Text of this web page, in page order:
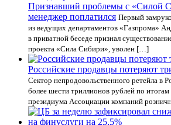
Признавший проблемы с «Силой
менеджер поплатился Первый
из ведущих департаментов «Газпрома»
в приватной беседе признал
проекта «Сила Сибири», уволен […]
Российские продавцы потеряют
Сектор непродовольственного ретейла в
более шести триллионов рублей по итогам
президиума Ассоциации компаний